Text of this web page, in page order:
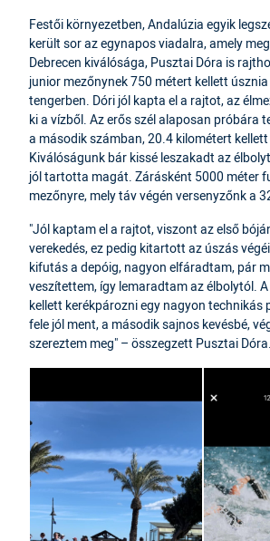
Festői környezetben, Andalúzia egyik
került sor az egynapos viadalra, amely
Debrecen kiválósága, Pusztai Dóra is
junior mezőnynek 750 métert kellett
tengerben. Dóri jól kapta el a rajtot, az
ki a vízből. Az erős szél alaposan próbára
a második számban, 20.4 kilométert kellett
Kiválóságunk bár kissé leszakadt az
jól tartotta magát. Zárásként 5000 méter
mezőnyre, mely táv végén versenyzőnk a
"Jól kaptam el a rajtot, viszont az első
verekedés, ez pedig kitartott az úszás
kifutás a depóig, nagyon elfáradtam, pár
veszítettem, így lemaradtam az élbolytól.
kellett kerékpározni egy nagyon technikás
fele jól ment, a második sajnos kevésbé,
szereztem meg" – összegzett Pusztai Dóra.